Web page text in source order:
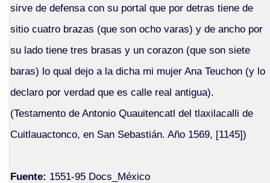
sirve de defensa con su portal que por detras tiene de
sitio cuatro brazas (que son ocho varas) y de ancho por
su lado tiene tres brasas y un corazon (que son siete
baras) lo qual dejo a la dicha mi mujer Ana Teuchon (y lo
declaro por verdad que es calle real antigua).
(Testamento de Antonio Quauitencatl del tlaxilacalli de
Cuitlauactonco, en San Sebastián. Año 1569, [1145])
Fuente: 1551-95 Docs_México